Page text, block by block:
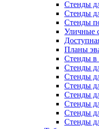
Стенды
Стенды
Стенды
Уличные
Планы
Стенды в
Стенды
Стенды
Стенды
Стенды
Стенды
Стенды
Стенды